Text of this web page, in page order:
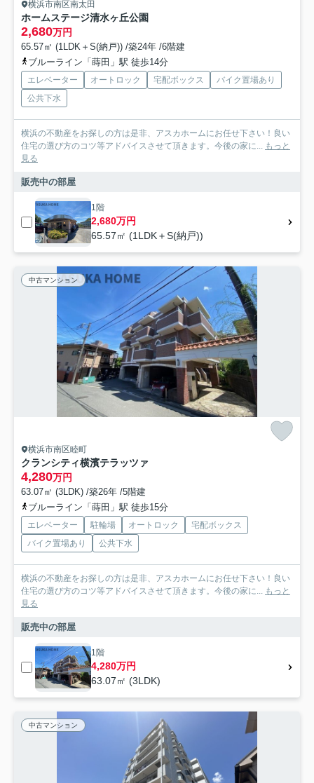
横浜市南区南太田
ホームステージ清水ヶ丘公園
2,680万円
65.57㎡ (1LDK＋S(納戸)) /築24年 /6階建
ブルーライン「蒔田」駅 徒歩14分
エレベーター オートロック 宅配ボックス
バイク置場あり
公共下水
横浜の不動産をお探しの方は是非、アスカホームにお任せ下さい！良い
住宅の選び方のコツ等アドバイスさせて頂きます。今後の家に... もっと
見る
販売中の部屋
1階
2,680万円
65.57㎡ (1LDK＋S(納戸))
中古マンション
横浜市南区睦町
クランシティ横濱テラッツァ
4,280万円
63.07㎡ (3LDK) /築26年 /5階建
ブルーライン「蒔田」駅 徒歩15分
エレベーター 駐輪場 オートロック
宅配ボックス
バイク置場あり
公共下水
横浜の不動産をお探しの方は是非、アスカホームにお任せ下さい！良い
住宅の選び方のコツ等アドバイスさせて頂きます。今後の家に... もっと
見る
販売中の部屋
1階
4,280万円
63.07㎡ (3LDK)
中古マンション